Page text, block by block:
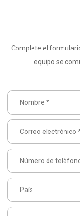
Complete el
equipo se